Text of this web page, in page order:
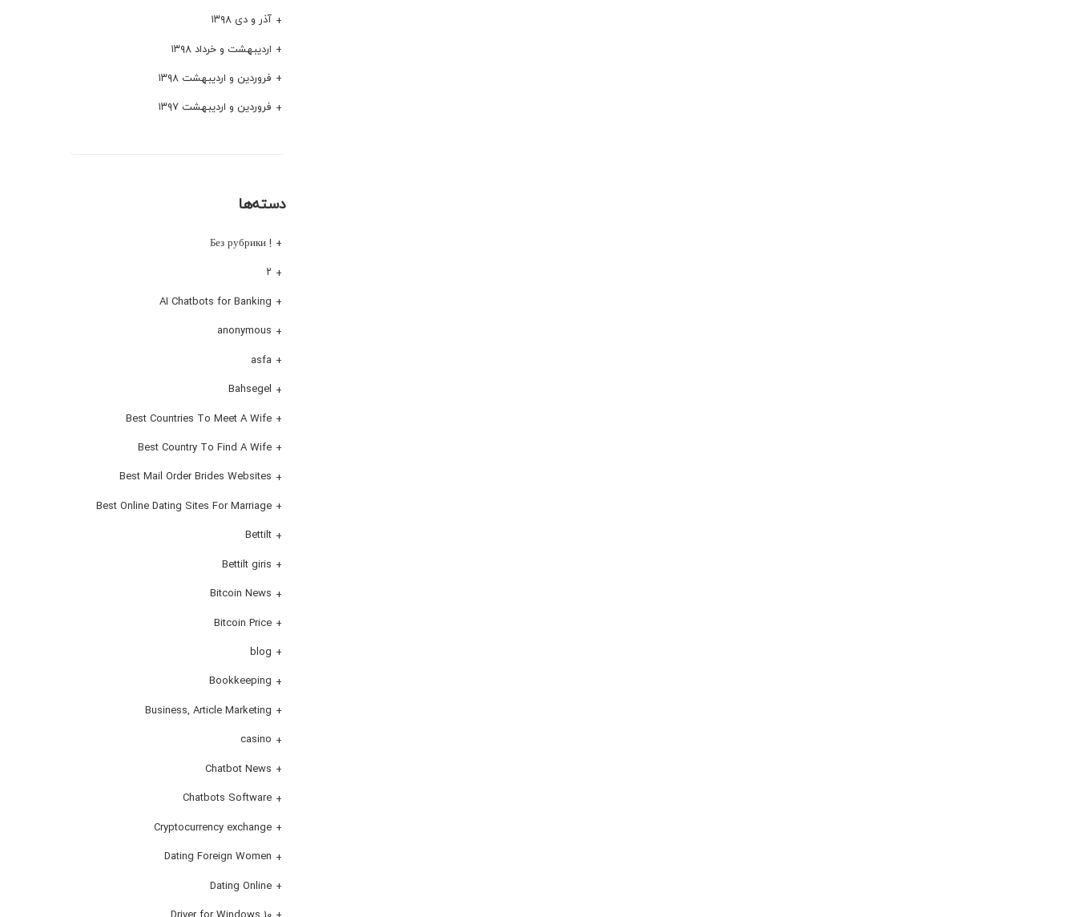
آذر و دی ۱۳۹۸
اردیبهشت و خرداد ۱۳۹۸
فروردین و اردیبهشت ۱۳۹۸
فروردین و اردیبهشت ۱۳۹۷
دسته‌ها
! Без рубрики
۲
AI Chatbots for Banking
anonymous
asfa
Bahsegel
Best Countries To Meet A Wife
Best Country To Find A Wife
Best Mail Order Brides Websites
Best Online Dating Sites For Marriage
Bettilt
Bettilt giris
Bitcoin News
Bitcoin Price
blog
Bookkeeping
Business, Article Marketing
casino
Chatbot News
Chatbots Software
Cryptocurrency exchange
Dating Foreign Women
Dating Online